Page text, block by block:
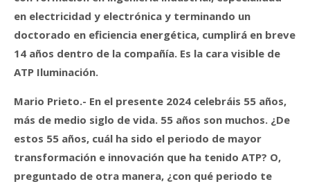
en electricidad y electrónica y terminando un
doctorado en eficiencia energética, cumplirá en breve
14 años dentro de la compañía. Es la cara visible de
ATP Iluminación.
Mario Prieto.- En el presente 2024 celebráis 55 años,
más de medio siglo de vida. 55 años son muchos. ¿De
estos 55 años, cuál ha sido el periodo de mayor
transformación e innovación que ha tenido ATP? O,
preguntado de otra manera, ¿con qué periodo te